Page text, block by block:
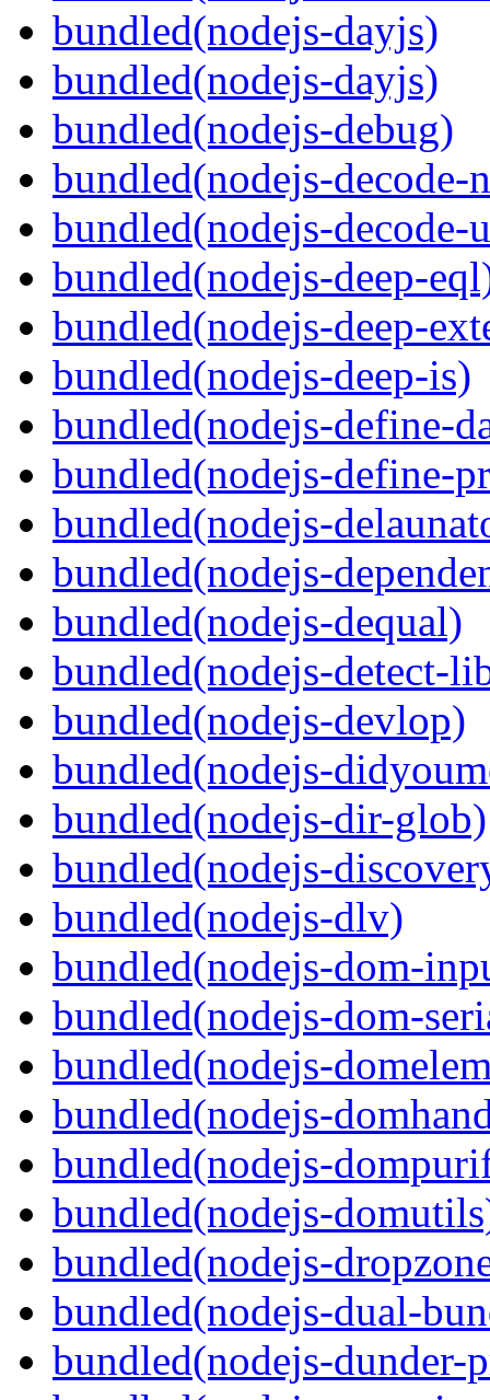
bundled(nodejs-dayjs)
bundled(nodejs-dayjs)
bundled(nodejs-debug)
bundled(nodejs-decode-
bundled(nodejs-decode-
bundled(nodejs-deep-
bundled(nodejs-deep-
bundled(nodejs-deep-is)
bundled(nodejs-define-
bundled(nodejs-define-
bundled(nodejs-
bundled(nodejs-
bundled(nodejs-dequal)
bundled(nodejs-detect-
bundled(nodejs-devlop)
bundled(nodejs-
bundled(nodejs-dir-glob)
bundled(nodejs-
bundled(nodejs-dlv)
bundled(nodejs-dom-
bundled(nodejs-dom-
bundled(nodejs-
bundled(nodejs-
bundled(nodejs-
bundled(nodejs-
bundled(nodejs-
bundled(nodejs-dual-
bundled(nodejs-dunder-